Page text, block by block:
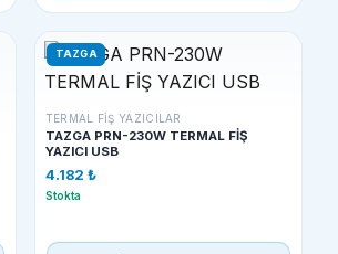
TAZGA
TERMAL FIŞ YAZICILAR
TAZGA PRN-230W TERMAL FİŞ
YAZICI USB
4.182 ₺
Stokta